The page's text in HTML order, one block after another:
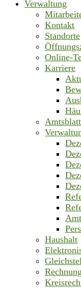
Verwaltung
Kontakt
Standorte
Online-
Karriere
Amtsblatt
Haushalt